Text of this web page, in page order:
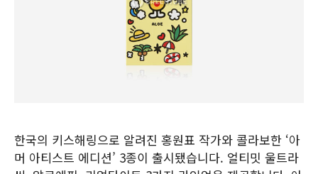
한국의 키스해링으로 알려진 홍원표 작가와 콜라보한 ‘아
머 아티스트 에디션’ 3종이 출시됐습니다. 얼티밋 울트라